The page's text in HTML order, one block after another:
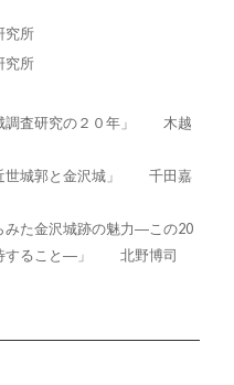
究所
究所
調査研究の２０年」 木越
世城郭と金沢城」 千田嘉
た金沢城跡の魅力―この20
すること―」 北野博司